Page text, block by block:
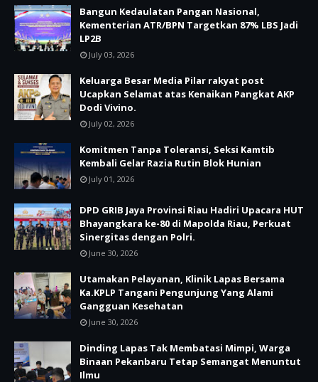
Bangun Kedaulatan Pangan Nasional,
Kementerian ATR/BPN Targetkan 87% LBS Jadi
LP2B
July 03, 2026
Keluarga Besar Media Pilar rakyat post
Ucapkan Selamat atas Kenaikan Pangkat AKP
Dodi Vivino.
July 02, 2026
Komitmen Tanpa Toleransi, Seksi Kamtib
Kembali Gelar Razia Rutin Blok Hunian
July 01, 2026
DPD GRIB Jaya Provinsi Riau Hadiri Upacara HUT
Bhayangkara ke-80 di Mapolda Riau, Perkuat
Sinergitas dengan Polri.
June 30, 2026
Utamakan Pelayanan, Klinik Lapas Bersama
Ka.KPLP Tangani Pengunjung Yang Alami
Gangguan Kesehatan
June 30, 2026
Dinding Lapas Tak Membatasi Mimpi, Warga
Binaan Pekanbaru Tetap Semangat Menuntut
Ilmu